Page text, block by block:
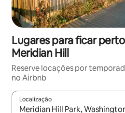
Lugares para ficar
Meridian Hill
Reserve locações por
no Airbnb
Localização
Quando os resultados estiverem